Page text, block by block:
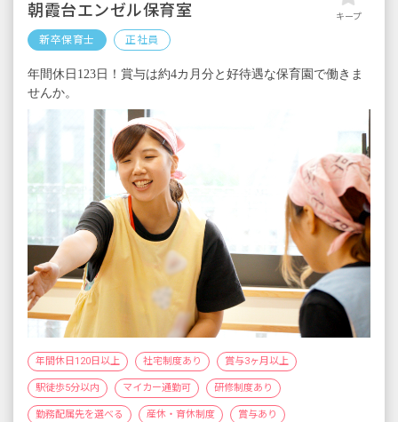
朝霞台エンゼル保育室
新卒保育士 正社員
キープ
年間休日123日！賞与は約4カ月分と好待遇な保育園で働きま
せんか。
年間休日120日以上 社宅制度あり 賞与3ヶ月以上
駅徒歩5分以内 マイカー通勤可 研修制度あり
勤務配属先を選べる 産休・育休制度 賞与あり